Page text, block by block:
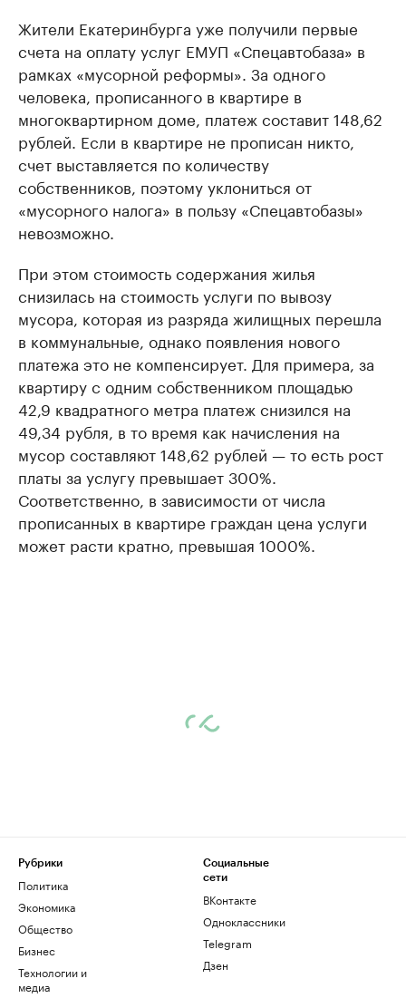
Жители Екатеринбурга уже получили первые
счета на оплату услуг ЕМУП «Спецавтобаза» в
рамках «мусорной реформы». ​За одного
человека, прописанного в квартире в
многоквартирном доме, платеж составит 148,62
рублей. Если в квартире не прописан никто,
счет выставляется по количеству
собственников, поэтому уклониться от
«мусорного налога» в пользу «Спецавтобазы»
невозможно.
При этом стоимость содержания жилья
снизилась на стоимость услуги по вывозу
мусора, которая из разряда жилищных перешла
в коммунальные, однако появления нового
платежа это не компенсирует. Для примера, за
квартиру с одним собственником площадью
42,9 квадратного метра платеж снизился на
49,34 рубля, в то время как начисления на
мусор составляют 148,62 рублей — то есть рост
платы за услугу превышает 300%.
Соответственно, в зависимости от числа
прописанных в квартире граждан цена услуги
может расти кратно, превышая 1000%.
Рубрики
Политика
Экономика
Общество
Бизнес
Технологии и
медиа
Социальные
сети
ВКонтакте
Одноклассники
Telegram
Дзен